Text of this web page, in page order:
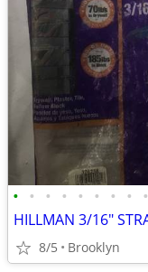
• • • • • • • • •
8/5 Brooklyn